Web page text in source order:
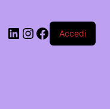
LinkedIn
Instagram
Facebook
Accedi